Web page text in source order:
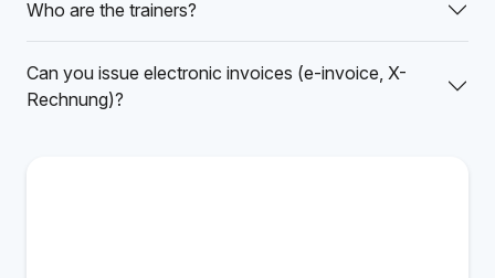
Who are the trainers?
Can you issue electronic invoices (e-invoice, X-
Rechnung)?